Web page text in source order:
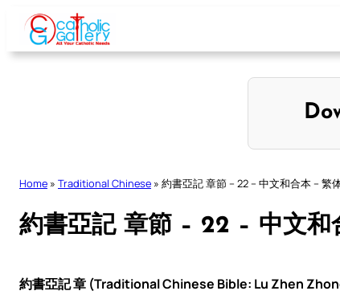
Skip
content
Home » Traditional Chinese » 約書亞記 章節 – 22 – 中文和合本 – 繁
約書亞記 章節 – 22 – 中文和
約書亞記 章 (Traditional Chinese Bible: Lu Zhen